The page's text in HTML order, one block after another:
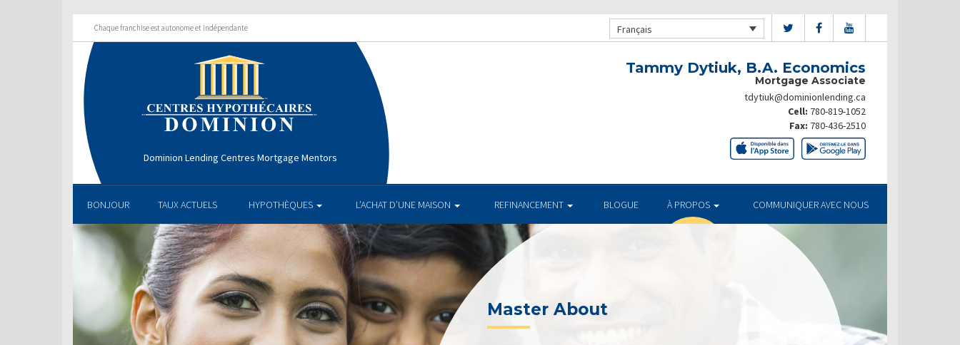
Chaque franchise est autonome et indépendante Français
Dominion Lending Centres Mortgage Mentors
Tammy Dytiuk, B.A. Economics
Mortgage Associate
tdytiuk@dominionlending.ca
Cell: 780-819-1052
Fax: 780-436-2510
BONJOUR TAUX ACTUELS HYPOTHÈQUES L’ACHAT D’UNE MAISON REFINANCEMENT BLOGUE À PROPOS COMMUNIQUER AVEC NOUS
Master About